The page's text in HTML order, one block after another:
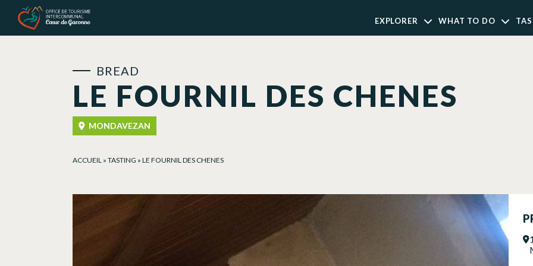
EXPLORER WHAT TO DO
LE FOURNIL DES CHENES
BREAD
MONDAVEZAN
ACCUEIL » TASTING » LE FOURNIL DES CHENES
Cookies management panel